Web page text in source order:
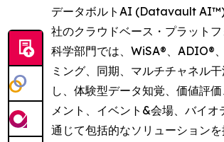
データボルトAI (Datavault AI™)
社のクラウドベース・プラット
科学部門では、WiSA®、ADIO®
ミング、同期、マルチチャネル
し、体験型データ知覚、価値評
メント、イベント&会場、バイ
通じて包括的なソリューション